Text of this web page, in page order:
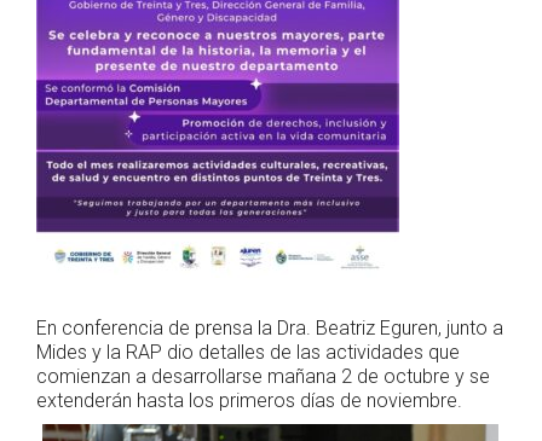
En conferencia de prensa la Dra. Beatriz Eguren, junto a
Mides y la RAP dio detalles de las actividades que
comienzan a desarrollarse mañana 2 de octubre y se
extenderán hasta los primeros días de noviembre.